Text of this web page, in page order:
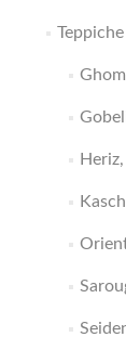
Teppiche
Ghom